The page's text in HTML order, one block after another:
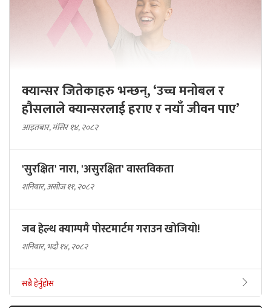
क्यान्सर जितेकाहरु भन्छन्, ‘उच्च मनोबल र
हौसलाले क्यान्सरलाई हराए र नयाँ जीवन पाए’
आइतबार, मंसिर १४, २०८२
'सुरक्षित' नारा, 'असुरक्षित' वास्तविकता
शनिबार, असोज ११, २०८२
जब हेल्थ क्याम्पमै पोस्टमार्टम गराउन खोजियो!
शनिबार, भदौ १४, २०८२
सबै हेर्नुहोस